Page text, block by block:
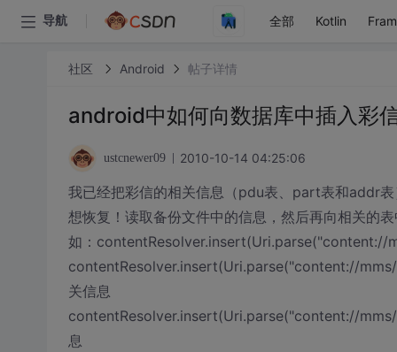
导航 全部 Kotlin
社区 Android 帖子详情
android中如何向数据库中插入彩
ustcnewer09 2010-10-14 04:25:06
我已经把彩信的相关信息（pdu表、part表和addr
想恢复！读取备份文件中的信息，然后再向相关的表
如：contentResolver.insert(Uri.parse("content://
contentResolver.insert(Uri.parse("content://
关信息
contentResolver.insert(Uri.parse("content://
息